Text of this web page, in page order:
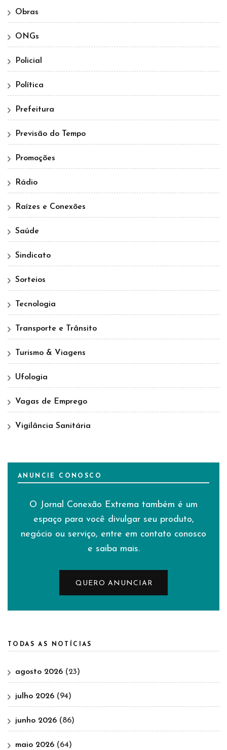
Obras
ONGs
Policial
Política
Prefeitura
Previsão do Tempo
Promoções
Rádio
Raízes e Conexões
Saúde
Sindicato
Sorteios
Tecnologia
Transporte e Trânsito
Turismo & Viagens
Ufologia
Vagas de Emprego
Vigilância Sanitária
ANUNCIE CONOSCO
O Jornal Conexão Extrema também é um
espaço para você divulgar seu produto,
negócio ou serviço, entre em contato conosco
e saiba mais.
QUERO ANUNCIAR
TODAS AS NOTÍCIAS
agosto 2026 (23)
julho 2026 (94)
junho 2026 (86)
maio 2026 (64)